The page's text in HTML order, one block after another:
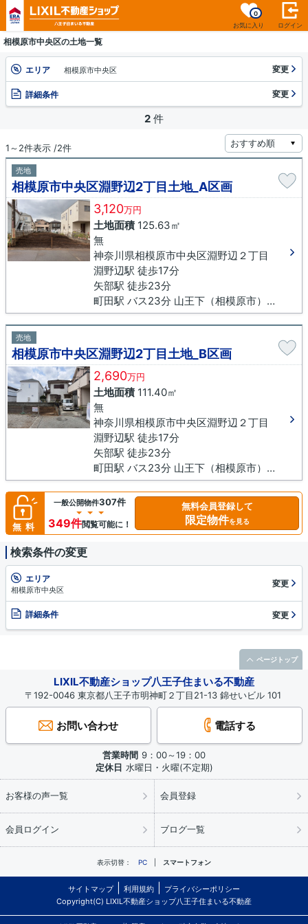
お気に入り
0
ログイン
相模原市中央区の土地一覧
エリア 相模原市中央区 変更
詳細条件 変更
2 件
1～2件表示 /2件
売地
相模原市中央区淵野辺2丁目土地_A区画
3,120万円
土地面積125.63㎡
無
神奈川県相模原市中央区淵野辺２丁目
淵野辺駅 徒歩17分
矢部駅 徒歩23分
町田駅 バス23分 山王下（相模原市）下車 徒歩9分
売地
相模原市中央区淵野辺2丁目土地_B区画
2,690万円
土地面積111.40㎡
無
神奈川県相模原市中央区淵野辺２丁目
淵野辺駅 徒歩17分
矢部駅 徒歩23分
町田駅 バス23分 山王下（相模原市）下車 徒歩9分
無料
一般公開物件307件
349件閲覧可能に！
無料会員登録して
限定物件を見る
検索条件の変更
エリア
相模原市中央区
変更
詳細条件 変更
LIXIL不動産ショップ八王子住まいる不動産
〒192-0046 東京都八王子市明神町２丁目21-13 錦せいビル 101
お問い合わせ 電話する
営業時間 9：00～19：00
定休日 水曜日・火曜(不定期)
お客様の声一覧 会員登録
会員ログイン ブログ一覧
表示切替： PC スマートフォン
サイトマップ 利用規約
プライバシーポリシー
Copyright(C) LIXIL不動産ショップ八王子住まいる不動産
ページトップ